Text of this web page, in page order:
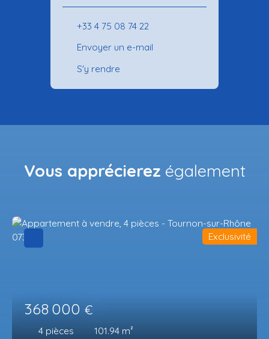
+33 4 75 08 74 22
Envoyer un e-mail
S'y rendre
Vous apprécierez également
368 000 €
4 pièces 101.94 m²
Exclusivité